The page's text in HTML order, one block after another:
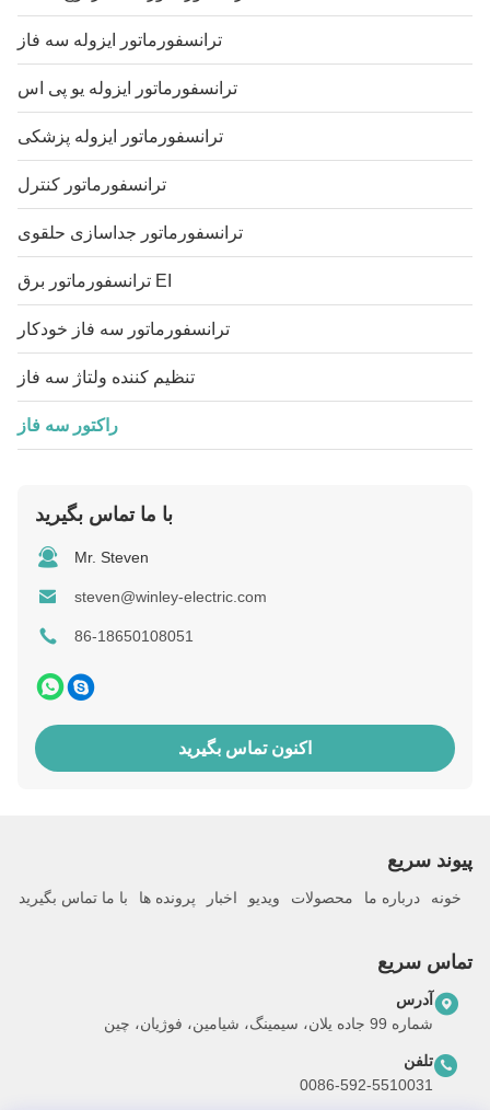
ترانسفورماتور ایزوله سه فاز
ترانسفورماتور ایزوله یو پی اس
ترانسفورماتور ایزوله پزشکی
ترانسفورماتور کنترل
ترانسفورماتور جداسازی حلقوی
ترانسفورماتور برق EI
ترانسفورماتور سه فاز خودکار
تنظیم کننده ولتاژ سه فاز
راکتور سه فاز
با ما تماس بگیرید
Mr. Steven
steven@winley-electric.com
86-18650108051
اکنون تماس بگیرید
پيوند سريع
خونه درباره ما محصولات ویدیو اخبار پرونده ها با ما تماس بگیرید
تماس سریع
آدرس
شماره 99 جاده یلان، سیمینگ، شیامین، فوژیان، چین
تلفن
0086-592-5510031